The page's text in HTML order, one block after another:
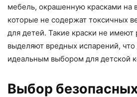
мебель, окрашенную красками на
которые не содержат токсичных
для детей. Такие краски не имеют
выделяют вредных испарений, что
идеальным выбором для детской
Выбор